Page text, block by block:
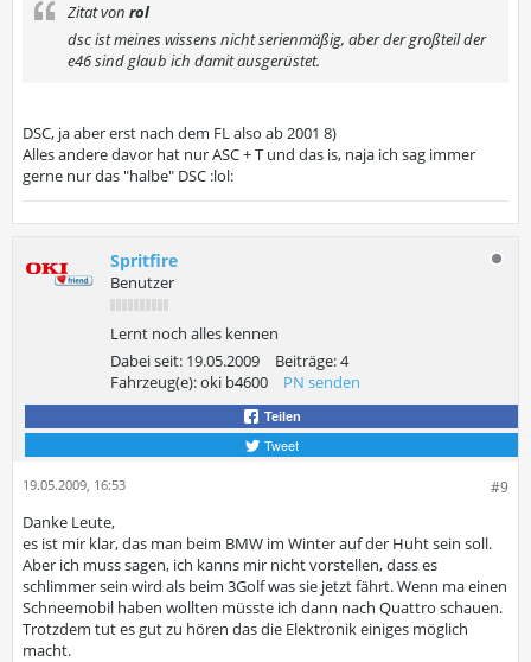
Zitat von rol
dsc ist meines wissens nicht serienmäßig, aber der großteil der
e46 sind glaub ich damit ausgerüstet.
DSC, ja aber erst nach dem FL also ab 2001 8)
Alles andere davor hat nur ASC + T und das is, naja ich sag immer
gerne nur das "halbe" DSC :lol:
Spritfire
Benutzer
Lernt noch alles kennen
Dabei seit: 19.05.2009 Beiträge:4
Fahrzeug(e):oki b4600 PN senden
Teilen
Tweet
#9
19.05.2009, 16:53
Danke Leute,
es ist mir klar, das man beim BMW im Winter auf der Huht sein soll.
Aber ich muss sagen, ich kanns mir nicht vorstellen, dass es
schlimmer sein wird als beim 3Golf was sie jetzt fährt. Wenn ma einen
Schneemobil haben wollten müsste ich dann nach Quattro schauen.
Trotzdem tut es gut zu hören das die Elektronik einiges möglich
macht.